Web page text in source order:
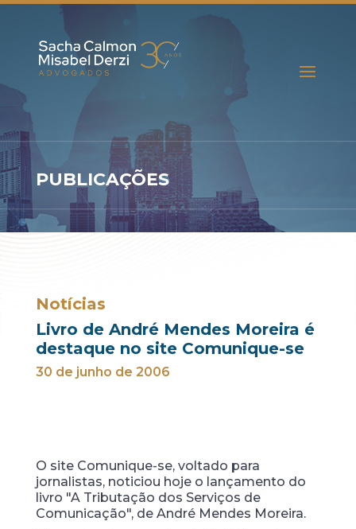
PUBLICAÇÕES
Notícias
Livro de André Mendes Moreira é
destaque no site Comunique-se
30 de junho de 2006
O site Comunique-se, voltado para
jornalistas, noticiou hoje o lançamento do
livro "A Tributação dos Serviços de
Comunicação", de André Mendes Moreira.